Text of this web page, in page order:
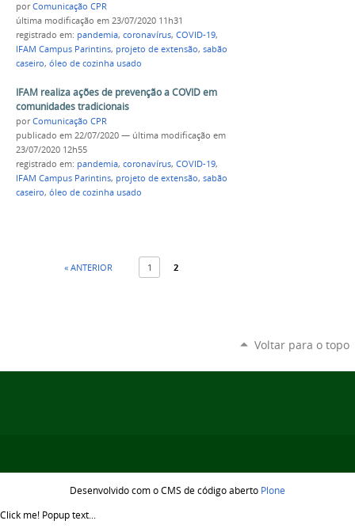
porComunicação CPR
última modificação em 23/07/2020 11h31
registrado em: pandemia, coronavírus, COVID-19,
IFAM Campus Parintins, projeto de extensão, sabão
caseiro, óleo de cozinha usado
IFAM realiza ações de prevenção a COVID em
comunidades tradicionais
porComunicação CPR
publicado em 22/07/2020 — última modificação em
23/07/2020 12h55
registrado em: pandemia, coronavírus, COVID-19,
IFAM Campus Parintins, projeto de extensão, sabão
caseiro, óleo de cozinha usado
« ANTERIOR 1 2
Voltar para o topo
Desenvolvido com o CMS de código aberto Plone
Click me! Popup text...